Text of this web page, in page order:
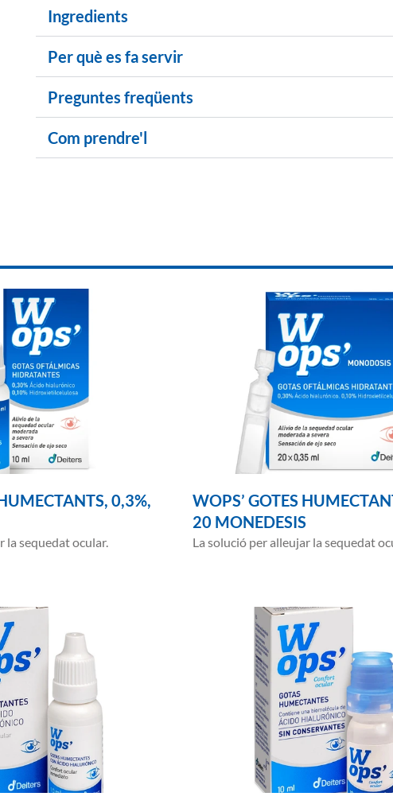
Ingredients
Per què es fa servir
Preguntes freqüents
Com prendre'l
0,3%,
la sequedat ocular.
WOPS’ GOTES
20 MONEDESIS
La solució per alleujar la sequedat